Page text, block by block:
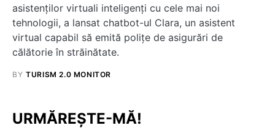
asistenţilor virtuali inteligenţi cu cele mai noi
tehnologii, a lansat chatbot-ul Clara, un asistent
virtual capabil să emită polițe de asigurări de
călătorie în străinătate.
BY TURISM 2.0 MONITOR
URMĂREȘTE-MĂ!